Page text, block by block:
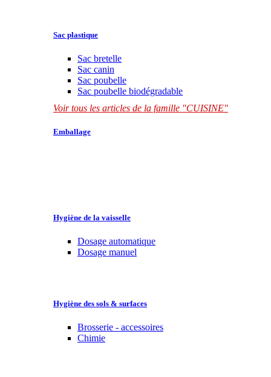
Sac plastique
Sac bretelle
Sac canin
Sac poubelle
Sac poubelle biodégradable
Voir tous les articles de la famille "CUISINE"
Emballage
Hygiène de la vaisselle
Dosage automatique
Dosage manuel
Hygiène des sols & surfaces
Brosserie - accessoires
Chimie